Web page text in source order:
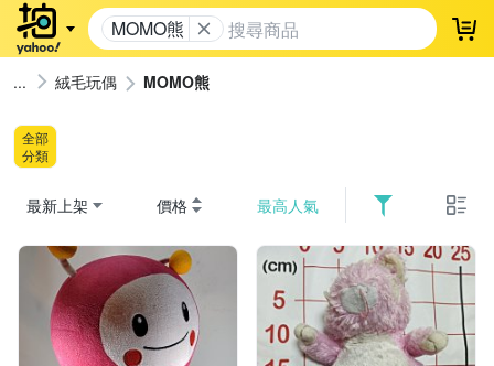
MOMO熊 登
絨毛玩偶 MOMO熊
全部
分類
最新上架 價格 最高人氣